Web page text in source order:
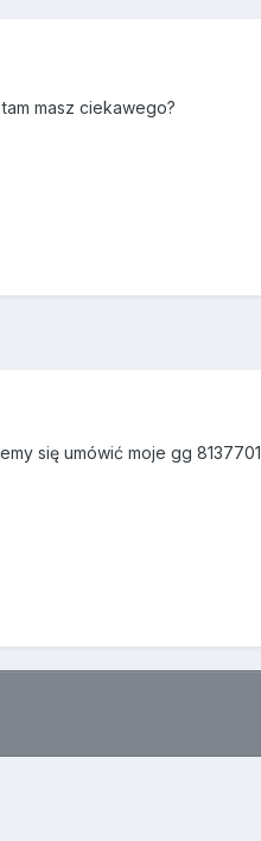
masz ciekawego?
się umówić moje gg 8137701